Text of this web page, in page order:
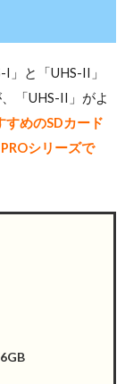
」と「UHS-II」
「UHS-II」がよ
すめのSDカード
シリーズで